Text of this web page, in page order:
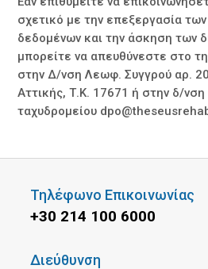
σχετικό με την επεξεργασία
δεδομένων και την άσκηση των
μπορείτε να απευθύνεστε στο
στην Δ/νση Λεωφ. Συγγρού αρ.
Αττικής, Τ.Κ. 17671 ή στην δ/νση
ταχυδρομείου
Τηλέφωνο Επικοινωνίας
+30 214 100 6000
Διεύθυνση